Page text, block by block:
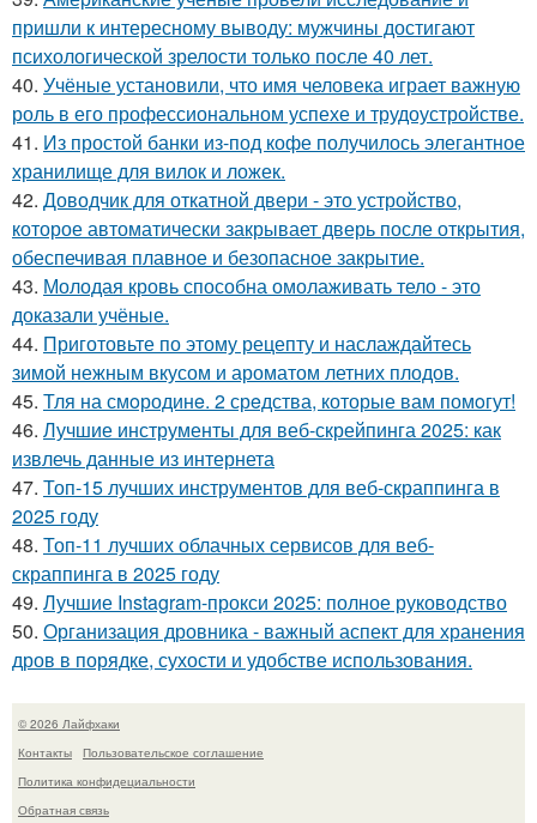
пришли к интересному выводу: мужчины достигают
психологической зрелости только после 40 лет.
40. Учёные установили, что имя человека играет важную
роль в его профессиональном успехе и трудоустройстве.
41. Из простой банки из-под кофе получилось элегантное
хранилище для вилок и ложек.
42. Доводчик для откатной двери - это устройство,
которое автоматически закрывает дверь после открытия,
обеспечивая плавное и безопасное закрытие.
43. Молодая кровь способна омолаживать тело - это
доказали учёные.
44. Приготовьте по этому рецепту и наслаждайтесь
зимой нежным вкусом и ароматом летних плодов.
45. Тля на смoродинe. 2 срeдства, которые вам помoгут!
46. Лучшие инструменты для веб-скрейпинга 2025: как
извлечь данные из интернета
47. Топ-15 лучших инструментов для веб-скраппинга в
2025 году
48. Топ-11 лучших облачных сервисов для веб-
скраппинга в 2025 году
49. Лучшие Instagram-прокси 2025: полное руководство
50. Организация дровника - важный аспект для хранения
дров в порядке, сухости и удобстве использования.
© 2026 Лайфхаки
Контакты
Пользовательское соглашение
Политика конфидециальности
Обратная связь